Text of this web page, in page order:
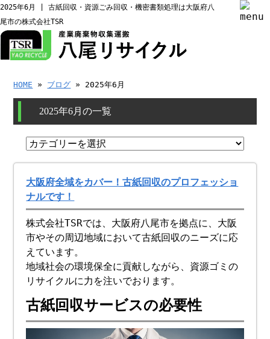
2025年6月 | 古紙回収・資源ごみ回収・機密書類処理は大阪府八
尾市の株式会社TSR
HOME » ブログ » 2025年6月
2025年6月の一覧
大阪府全域をカバー！古紙回収のプロフェッショ
ナルです！
株式会社TSRでは、大阪府八尾市を拠点に、大阪
市やその周辺地域において古紙回収のニーズに応
えています。
地域社会の環境保全に貢献しながら、資源ゴミの
リサイクルに力を注いでおります。
古紙回収サービスの必要性